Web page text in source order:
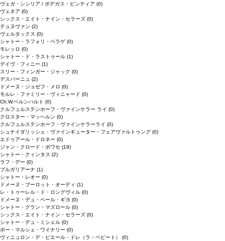
ヴェガ・シシリア / ボデガス・ピンティア (0)
ヴェネア (0)
シックス・エイト・ナイン・セラーズ (0)
テュヌヴァン (2)
ヴェルタックス (0)
シャトー・ラフォリ・ペラゲ (0)
モレッロ (0)
シャトー・ド・ラストゥール (1)
デイヴ・フィニー (1)
スリー・フィンガー・ジャック (0)
デスパーニュ (2)
ドメーヌ・ジョゼフ・メロ (0)
モルレ・ファミリー・ヴィニャード (0)
Ch.W.ベルンハルト (0)
クルフュルステンホーフ・ヴァインケラー ライ (0)
クロスター・マッヘルン (0)
クルフュルステンホーフ・ヴァインケラーライ (0)
シュナイダリッシェ・ヴァインギューター・フェアヴァルトゥング (0)
エドゥアール・ドロネー (0)
ジャン・クロード・ボワセ (19)
シャトー・クィンタス (2)
ラフ・デー (0)
ブルガリアーナ (1)
シャトー・レオー (0)
ドメーヌ・ブーロット・オーディ (1)
レ・トゥーレル・ド・ロングヴィル (0)
ドメーヌ・デュ・ペール・ギヨ (0)
シャトー・グラン・マズロール (0)
シックス・エイト・ナイン・セラーズ (0)
シャトー・デュ・ミシェル (0)
ボー・マルシェ・ワイナリー (0)
ヴィニュロン・デ・ピエール・ドレ（ラ・ペピート） (0)